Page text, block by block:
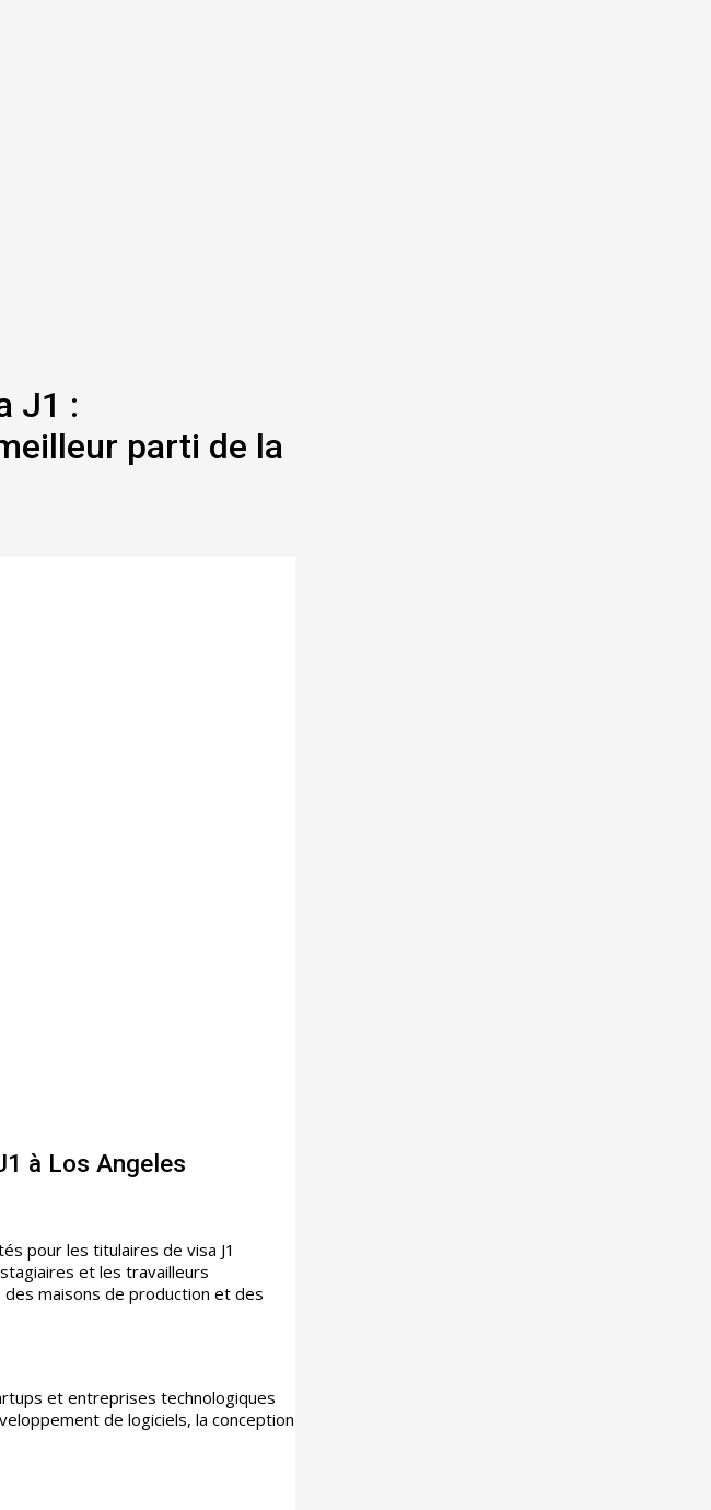
J1 :
parti de la
à Los Angeles
pour les titulaires de visa J1
et les travailleurs
maisons de production et des
et entreprises technologiques
de logiciels, la conception